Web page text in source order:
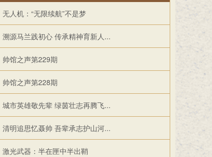
无人机：“无限续航”不是梦
溯源马兰践初心 传承精神育新人...
帅馆之声第229期
帅馆之声第228期
城市英雄敬先辈 绿茵壮志再腾飞...
清明追思忆聂帅 吾辈承志护山河...
激光武器：半在匣中半出鞘